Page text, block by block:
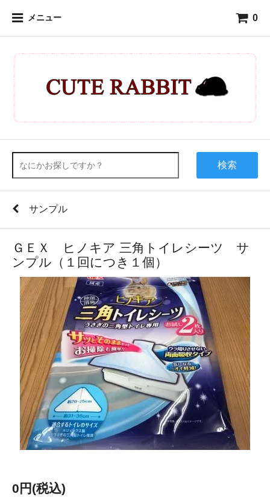
メニュー 0
検索
サンプル
ＧＥＸ ヒノキア 三角トイレシーツ サ
ンプル（１回につき１個）
0円(税込)